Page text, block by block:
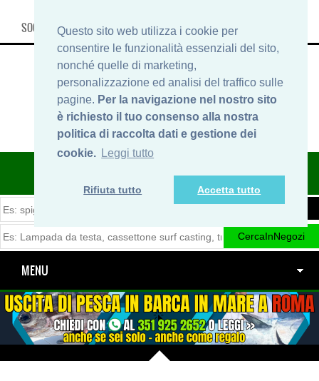
Questo sito web utilizza i cookie per
consentire le funzionalità essenziali del sito,
nonché quelle di marketing,
personalizzazione ed analisi del traffico sulle
pagine. Per la navigazione nel nostro sito
è richiesto il tuo consenso alla nostra
politica di raccolta dati e gestione dei
cookie. Leggi tutto
Rifiuta tutto Accetta tutto
SOCIAL, INFO & SHOP
ITINERARIDIPESCA.IT
MENU